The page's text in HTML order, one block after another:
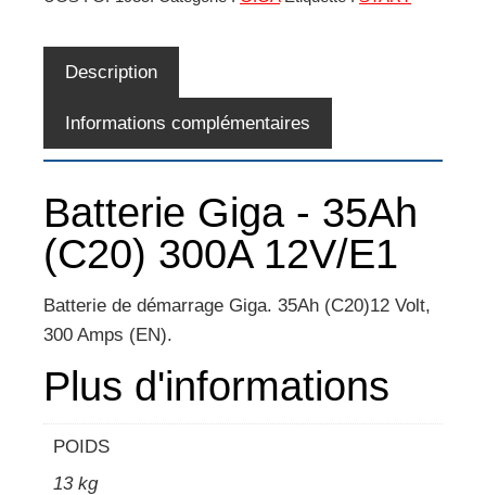
Description
Informations complémentaires
Batterie Giga - 35Ah
(C20) 300A 12V/E1
Batterie de démarrage Giga. 35Ah (C20)12 Volt,
300 Amps (EN).
Plus d'informations
POIDS
13 kg